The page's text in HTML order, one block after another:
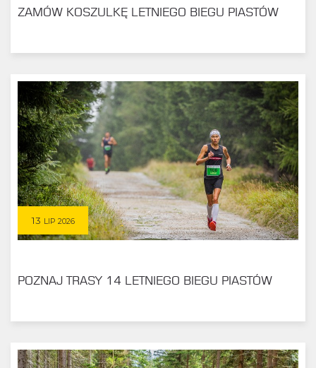
ZAMÓW KOSZULKĘ LETNIEGO BIEGU PIASTÓW
13 LIP 2026
POZNAJ TRASY 14 LETNIEGO BIEGU PIASTÓW